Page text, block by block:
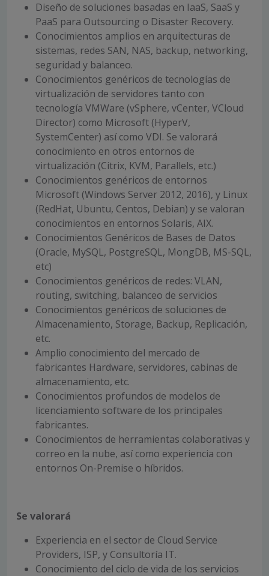
Diseño de soluciones basadas en IaaS, SaaS y
PaaS para Outsourcing o Disaster Recovery.
Conocimientos amplios en arquitecturas de
sistemas, redes SAN, NAS, backup, networking,
seguridad y balanceo.
Conocimientos genéricos de tecnologías de
virtualización de servidores tanto con
tecnología VMWare (vSphere, vCenter, VCloud
Director) como Microsoft (HyperV,
SystemCenter) así como VDI. Se valorará
conocimiento en otros entornos de
virtualización (Citrix, KVM, Parallels, etc.)
Conocimientos genéricos de entornos
Microsoft (Windows Server 2012, 2016), y Linux
(RedHat, Ubuntu, Centos, Debian) y se valoran
conocimientos en entornos Solaris, AIX.
Conocimientos Genéricos de Bases de Datos
(Oracle, MySQL, PostgreSQL, MongDB, MS-SQL,
etc)
Conocimientos genéricos de redes: VLAN,
routing, switching, balanceo de servicios
Conocimientos genéricos de soluciones de
Almacenamiento, Storage, Backup, Replicación,
etc.
Amplio conocimiento del mercado de
fabricantes Hardware, servidores, cabinas de
almacenamiento, etc.
Conocimientos profundos de modelos de
licenciamiento software de los principales
fabricantes.
Conocimientos de herramientas colaborativas y
correo en la nube, así como experiencia con
entornos On-Premise o híbridos.
Se valorará
Experiencia en el sector de Cloud Service
Providers, ISP, y Consultoría IT.
Conocimiento del ciclo de vida de los servicios